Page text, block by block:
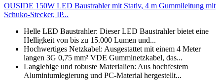
OUSIDE 150W LED Baustrahler mit Stativ, 4 m Gummileitung mit
Schuko-Stecker, IP...
Helle LED Baustrahler: Dieser LED Baustrahler bietet eine
Helligkeit von bis zu 15.000 Lumen und...
Hochwertiges Netzkabel: Ausgestattet mit einem 4 Meter
langen 3G 0,75 mm² VDE Gumminetzkabel, das...
Langlebige und robuste Materialien: Aus hochfestem
Aluminiumlegierung und PC-Material hergestellt...